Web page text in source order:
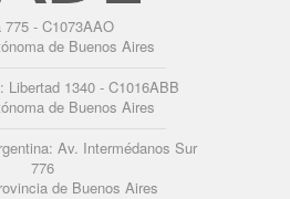
775 - C1073AAO
de Buenos Aires
Libertad 1340 - C1016ABB
de Buenos Aires
Av. Intermédanos Sur
776
de Buenos Aires